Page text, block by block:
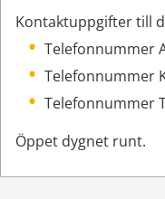
Kontaktuppgifter till
Telefonnummer
Telefonnummer
Telefonnummer
Öppet dygnet runt.